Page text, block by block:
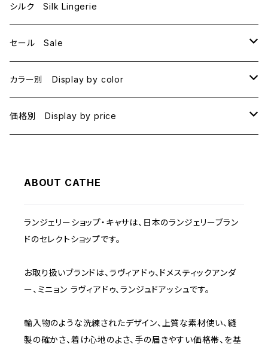
E70
シルク Silk Lingerie
セール Sale
B70
B75
C70
C75
E70
カラー別 Display by color
BLACK
BEIGE
NAVY
YELLOW
価格別 Display by price
1000~
2000~
5000~
ABOUT CATHE
ランジェリーショップ・キャサは、日本のランジェリーブラン
ドのセレクトショップです。
お取り扱いブランドは、ラヴィアドゥ、ドメスティックアンダ
ー、ミニョン ラヴィアドゥ、ランジュドアッシュです。
輸入物のような洗練されたデザイン、上質な素材使い、縫
製の確かさ、着け心地のよさ、手の届きやすい価格帯、を基